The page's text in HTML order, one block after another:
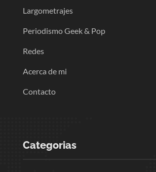
Largometrajes
Periodismo Geek & Pop
Redes
Acerca de mi
Contacto
Categorias